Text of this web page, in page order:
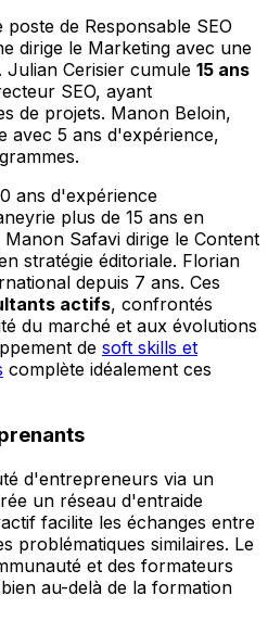
de Responsable SEO
dirige le Marketing avec une
Julian Cerisier cumule 15 ans
SEO, ayant
de projets. Manon Beloin,
avec 5 ans d'expérience,
ans d'expérience
plus de 15 ans en
Safavi dirige le Content
stratégie éditoriale. Florian
depuis 7 ans. Ces
actifs, confrontés
du marché et aux évolutions
de soft skills et
complète idéalement ces
d'entrepreneurs via un
un réseau d'entraide
facilite les échanges entre
problématiques similaires. Le
et des formateurs
au-delà de la formation